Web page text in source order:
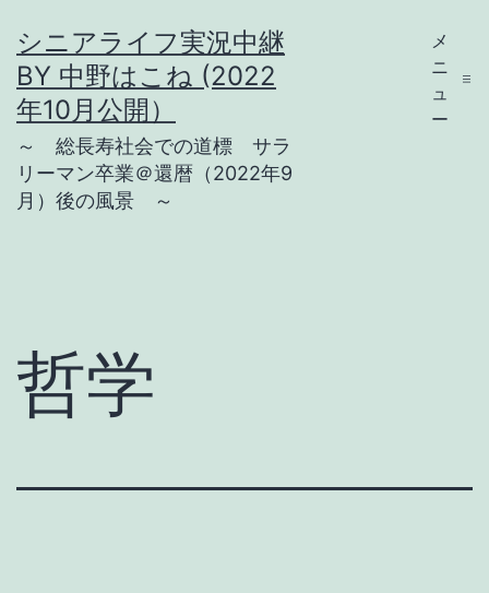
ン
テ
ン
へ
シニアライフ実況中継
BY 中野はこね (2022
年10月公開）
～ 総長寿社会での道標 サラ
リーマン卒業＠還暦（2022年9
月）後の風景 ～
メ
ニ
ュ
ー
哲学